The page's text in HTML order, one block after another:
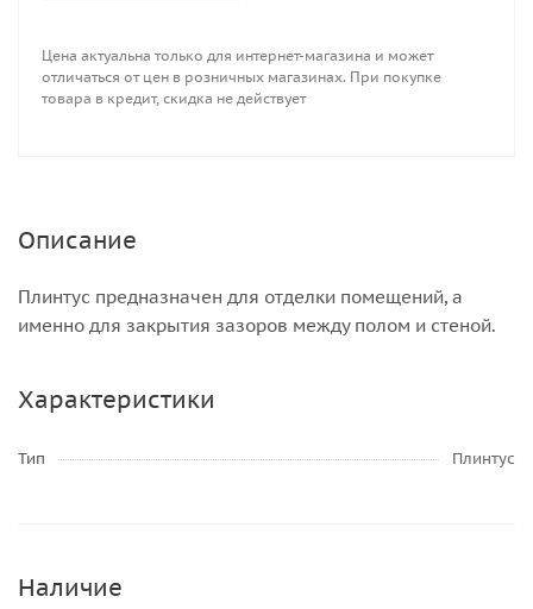
Цена актуальна только для интернет-магазина и может
отличаться от цен в розничных магазинах. При покупке
товара в кредит, скидка не действует
Описание
Плинтус предназначен для отделки помещений, а
именно для закрытия зазоров между полом и стеной.
Характеристики
Тип Плинтус
Наличие